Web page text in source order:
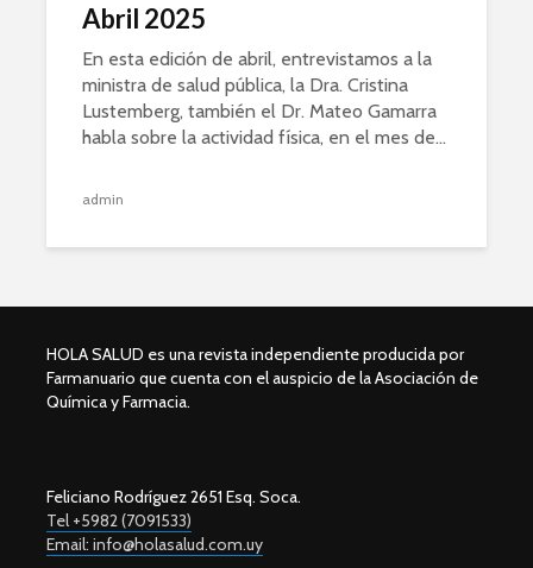
Abril 2025
En esta edición de abril, entrevistamos a la
ministra de salud pública, la Dra. Cristina
Lustemberg, también el Dr. Mateo Gamarra
habla sobre la actividad física, en el mes de...
admin
HOLA SALUD es una revista independiente producida por
Farmanuario que cuenta con el auspicio de la Asociación de
Química y Farmacia.
Feliciano Rodríguez 2651 Esq. Soca.
Tel +5982 (7091533)
Email: info@holasalud.com.uy